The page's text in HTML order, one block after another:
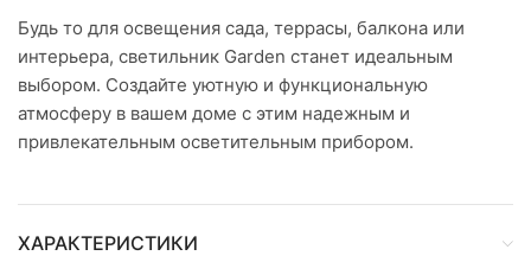
Будь то для освещения сада, террасы, балкона или
интерьера, светильник Garden станет идеальным
выбором. Создайте уютную и функциональную
атмосферу в вашем доме с этим надежным и
привлекательным осветительным прибором.
ХАРАКТЕРИСТИКИ